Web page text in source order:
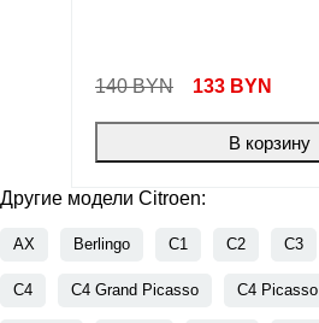
140 BYN 133 BYN
В корзину
Другие модели Citroen:
AX Berlingo C1 C2 C3
C4 C4 Grand Picasso C4 Picasso